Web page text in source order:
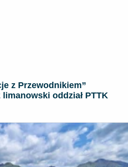
z Przewodnikiem”
oddział PTTK